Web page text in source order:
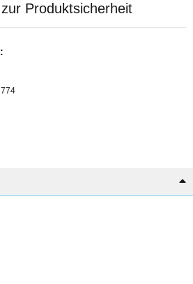
Produktsicherheit